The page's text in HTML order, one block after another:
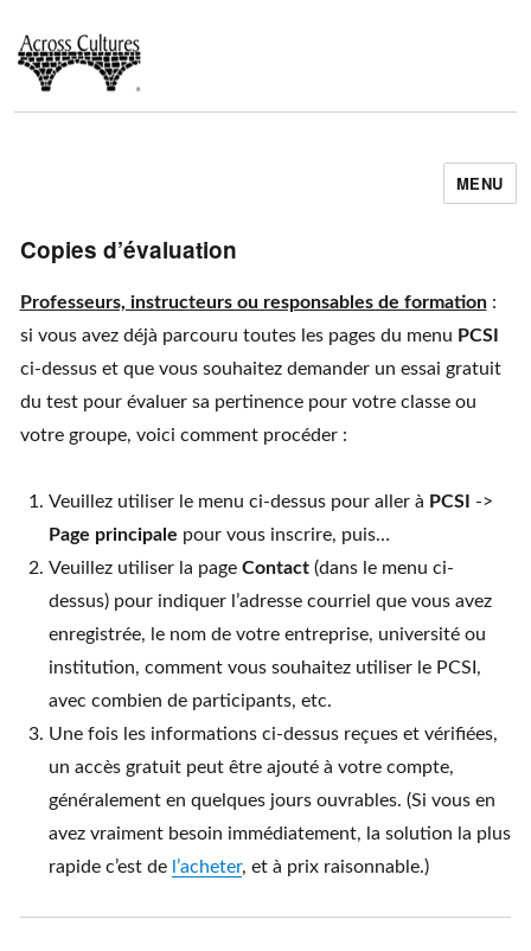
MENU
Copies d’évaluation
Professeurs, instructeurs ou responsables de formation:
si vous avez déjà parcouru toutes les pages du menu PCSI
ci-dessus et que vous souhaitez demander un essai gratuit
du test pour évaluer sa pertinence pour votre classe ou
votre groupe, voici comment procéder :
Veuillez utiliser le menu ci-dessus pour aller à PCSI
->
Page principale pour vous inscrire, puis…
Veuillez utiliser la page Contact(dans le menu ci-
dessus) pour indiquer l’adresse courriel que vous avez
enregistrée, le nom de votre entreprise, université ou
institution, comment vous souhaitez utiliser le PCSI,
avec combien de participants, etc.
Une fois les informations ci-dessus reçues et vérifiées,
un accès gratuit peut être ajouté à votre compte,
généralement en quelques jours ouvrables. (Si vous en
avez vraiment besoin immédiatement, la solution la plus
rapide c’est de l’acheter, et à prix raisonnable.)